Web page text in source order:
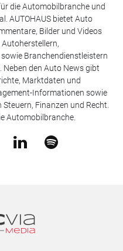
die Automobilbranche und
AUTOHAUS bietet Auto
Bilder und Videos
Branchendienstleistern
den Auto News gibt
Marktdaten und
Informationen sowie
Finanzen und Recht.
Automobilbranche.